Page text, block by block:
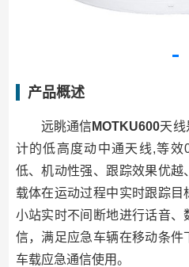
产品概述
远眺通信MOTKU600天线
计的低高度动中通天线,等效
低、机动性强、跟踪效果优越
载体在运动过程中实时跟踪目
小站实时不间断地进行话音、
信，满足应急车辆在移动条
车载应急通信使用。